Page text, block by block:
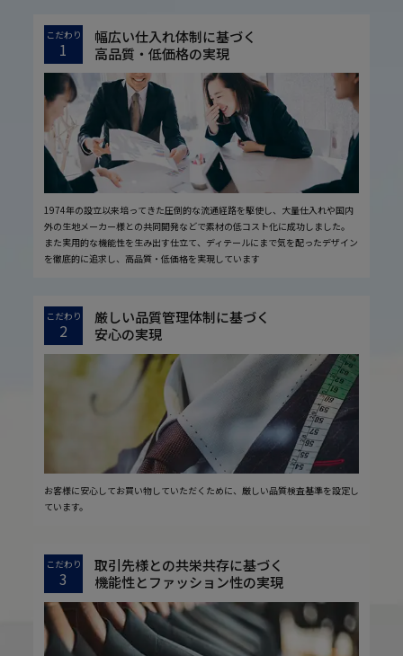
こだわり
1
幅広い仕入れ体制に基づく
高品質・低価格の実現
1974年の設立以来培ってきた圧倒的な流通経路を駆使し、大量仕入れや国内
外の生地メーカー様との共同開発などで素材の低コスト化に成功しました。
また実用的な機能性を生み出す仕立て、ディテールにまで気を配ったデザイン
を徹底的に追求し、高品質・低価格を実現しています
こだわり
2
厳しい品質管理体制に基づく
安心の実現
お客様に安心してお買い物していただくために、厳しい品質検査基準を設定し
ています。
こだわり
3
取引先様との共栄共存に基づく
機能性とファッション性の実現